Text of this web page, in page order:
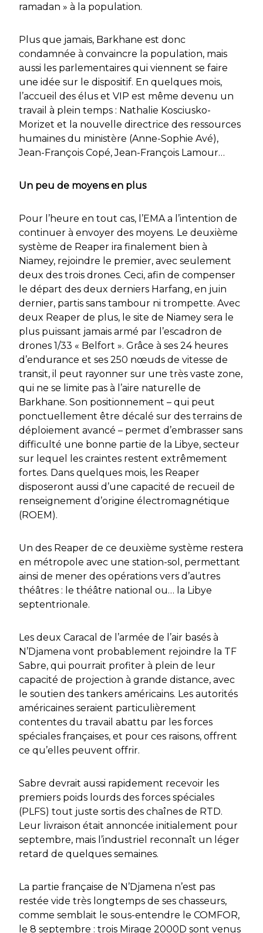
ramadan » à la population.
Plus que jamais, Barkhane est donc
condamnée à convaincre la population, mais
aussi les parlementaires qui viennent se faire
une idée sur le dispositif. En quelques mois,
l’accueil des élus et VIP est même devenu un
travail à plein temps : Nathalie Kosciusko-
Morizet et la nouvelle directrice des ressources
humaines du ministère (Anne-Sophie Avé),
Jean-François Copé, Jean-François Lamour…
Un peu de moyens en plus
Pour l’heure en tout cas, l’EMA a l’intention de
continuer à envoyer des moyens. Le deuxième
système de Reaper ira finalement bien à
Niamey, rejoindre le premier, avec seulement
deux des trois drones. Ceci, afin de compenser
le départ des deux derniers Harfang, en juin
dernier, partis sans tambour ni trompette. Avec
deux Reaper de plus, le site de Niamey sera le
plus puissant jamais armé par l’escadron de
drones 1/33 « Belfort ». Grâce à ses 24 heures
d’endurance et ses 250 nœuds de vitesse de
transit, il peut rayonner sur une très vaste zone,
qui ne se limite pas à l’aire naturelle de
Barkhane. Son positionnement – qui peut
ponctuellement être décalé sur des terrains de
déploiement avancé – permet d’embrasser sans
difficulté une bonne partie de la Libye, secteur
sur lequel les craintes restent extrêmement
fortes. Dans quelques mois, les Reaper
disposeront aussi d’une capacité de recueil de
renseignement d’origine électromagnétique
(ROEM).
Un des Reaper de ce deuxième système restera
en métropole avec une station-sol, permettant
ainsi de mener des opérations vers d’autres
théâtres : le théâtre national ou… la Libye
septentrionale.
Les deux Caracal de l’armée de l’air basés à
N’Djamena vont probablement rejoindre la TF
Sabre, qui pourrait profiter à plein de leur
capacité de projection à grande distance, avec
le soutien des tankers américains. Les autorités
américaines seraient particulièrement
contentes du travail abattu par les forces
spéciales françaises, et pour ces raisons, offrent
ce qu’elles peuvent offrir.
Sabre devrait aussi rapidement recevoir les
premiers poids lourds des forces spéciales
(PLFS) tout juste sortis des chaînes de RTD.
Leur livraison était annoncée initialement pour
septembre, mais l’industriel reconnaît un léger
retard de quelques semaines.
La partie française de N’Djamena n’est pas
restée vide très longtemps de ses chasseurs,
comme semblait le sous-entendre le COMFOR,
le 8 septembre : trois Mirage 2000D sont venus